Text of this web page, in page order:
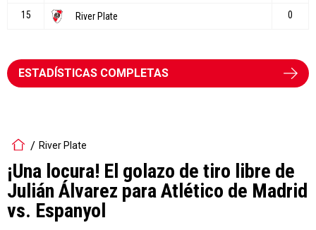
ESTADÍSTICAS COMPLETAS
River Plate
¡Una locura! El golazo de tiro libre de
Julián Álvarez para Atlético de Madrid
vs. Espanyol